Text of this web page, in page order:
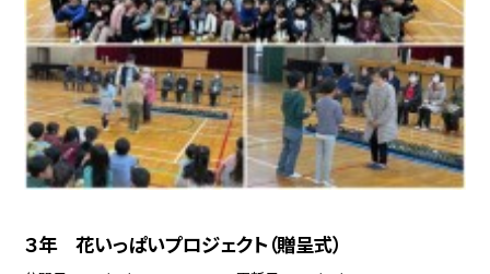
３年 花いっぱいプロジェクト（贈呈式）